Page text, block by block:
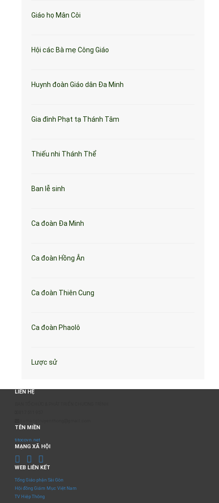
Giáo họ Mân Côi
Hội các Bà mẹ Công Giáo
Huynh đoàn Giáo dân Đa Minh
Gia đình Phạt tạ Thánh Tâm
Thiếu nhi Thánh Thể
Ban lễ sinh
Ca đoàn Đa Minh
Ca đoàn Hồng Ân
Ca đoàn Thiên Cung
Ca đoàn Phaolô
Lược sử
LIÊN HỆ
TÊN MIỀN
titocovn.net
MẠNG XÃ HỘI
WEB LIÊN KẾT
Tổng Giáo phận Sài Gòn
Hội đồng Giám Mục Việt Nam
TV Hiệp Thông